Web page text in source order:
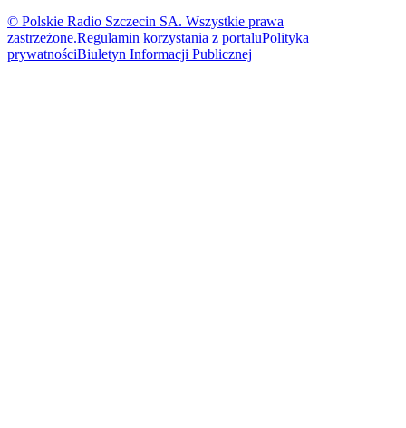
© Polskie Radio Szczecin SA. Wszystkie prawa
zastrzeżone.Regulamin korzystania z portaluPolityka
prywatnościBiuletyn Informacji Publicznej